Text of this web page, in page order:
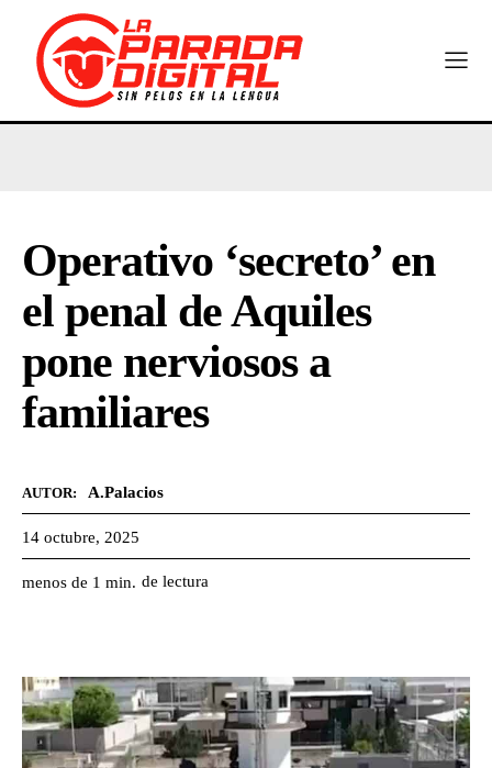
Operativo ‘secreto’ en
el penal de Aquiles
pone nerviosos a
familiares
AUTOR: A.Palacios
14 octubre, 2025
menos de 1 min. de lectura